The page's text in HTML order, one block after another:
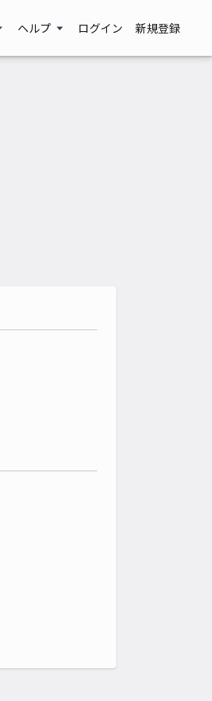
ヘルプ ログイン 新規登録